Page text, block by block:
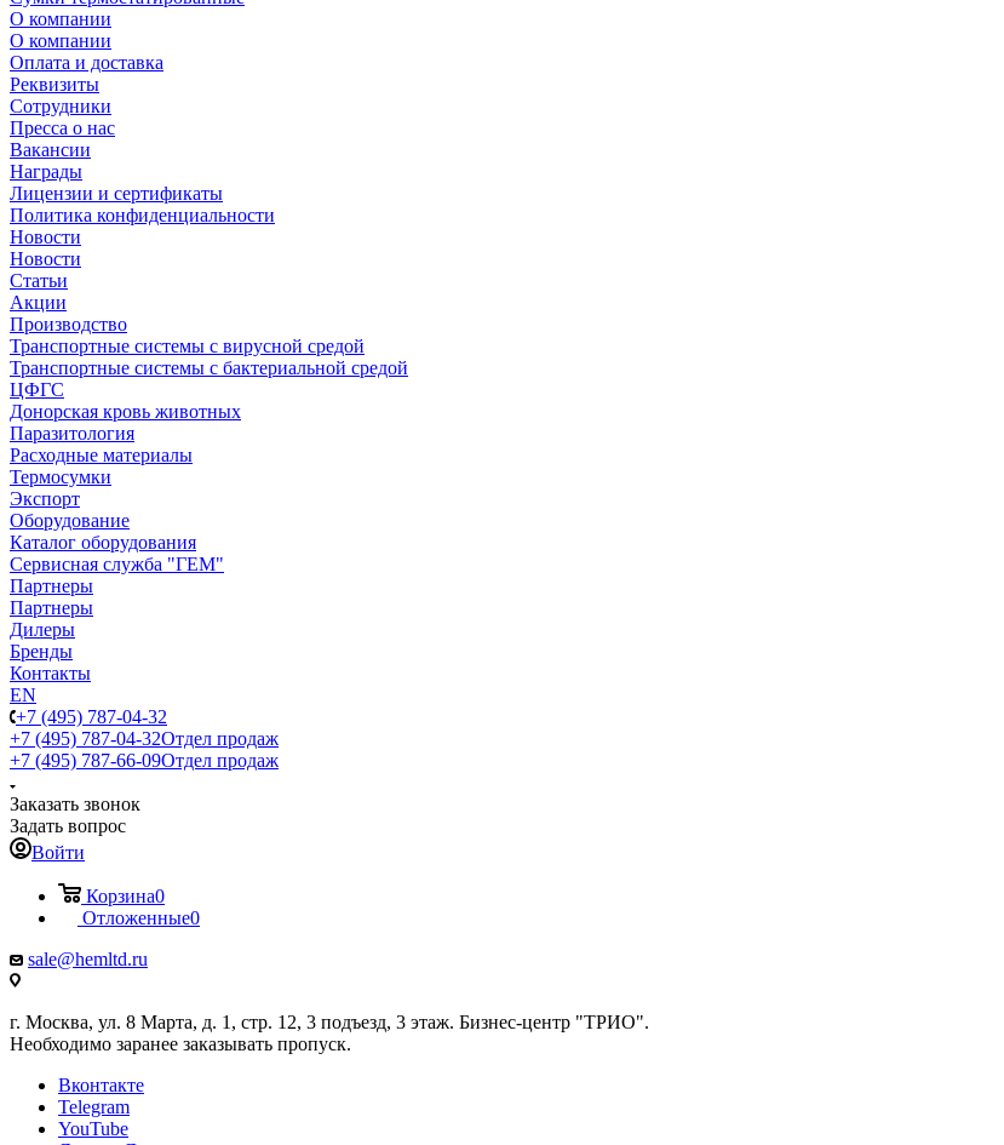
О компании
О компании
Оплата и доставка
Реквизиты
Сотрудники
Пресса о нас
Вакансии
Награды
Лицензии и сертификаты
Политика конфиденциальности
Новости
Новости
Статьи
Акции
Производство
Транспортные системы с вирусной средой
Транспортные системы с бактериальной средой
ЦФГС
Донорская кровь животных
Паразитология
Расходные материалы
Термосумки
Экспорт
Оборудование
Каталог оборудования
Сервисная служба "ГЕМ"
Партнеры
Партнеры
Дилеры
Бренды
Контакты
EN
+7 (495) 787-04-32
+7 (495) 787-04-32Отдел продаж
+7 (495) 787-66-09Отдел продаж
Заказать звонок
Задать вопрос
Войти
Корзина0
Отложенные0
sale@hemltd.ru
г. Москва, ул. 8 Марта, д. 1, стр. 12, 3 подъезд, 3 этаж. Бизнес-центр "ТРИО".
Необходимо заранее заказывать пропуск.
Вконтакте
Telegram
YouTube